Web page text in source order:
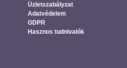
Üzletszabályzat
Adatvédelem
GDPR
Hasznos tudnivalók